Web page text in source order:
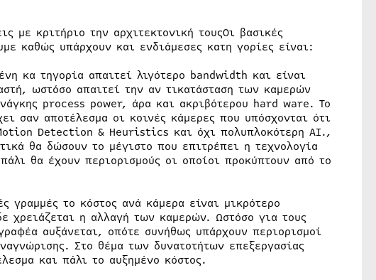
με κριτήριο την αρχιτεκτονική τουςΟι βασικές
καθώς υπάρχουν και ενδιάμεσες κατη γορίες είναι:
κα τηγορία απαιτεί λιγότερο bandwidth και είναι
ωστόσο απαιτεί την αν τικατάσταση των καμερών
process power, άρα και ακριβότερου hard ware. Το
σαν αποτέλεσμα οι κοινές κάμερες που υπόσχονται ότι
Detection & Heuristics και όχι πολυπλοκότερη ΑΙ.,
θα δώσουν το μέγιστο που επιτρέπει η τεχνολογία
θα έχουν περιορισμούς οι οποίοι προκύπτουν από το
γραμμές το κόστος ανά κάμερα είναι μικρότερο
χρειάζεται η αλλαγή των καμερών. Ωστόσο για τους
αυξάνεται, οπότε συνήθως υπάρχουν περιορισμοί
Στο θέμα των δυνατοτήτων επεξεργασίας
και πάλι το αυξημένο κόστος.